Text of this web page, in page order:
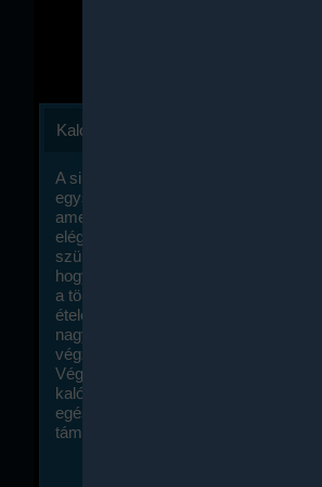
Kalóriaszámlálás
A sikeres fogyás titka valójában igen
egyszerű: égess több energiát, mint
amennyit beviszel. Természetesen
elég nagy fegyelemre és akaraterőre
szükség, de meglepődve fogod
hogy a kalóriaszámolás mennyire
a többi diétához képest. Itt nincsenek
ételek és a megengedett kalóriabevitelt
nagymértékben növelheted ha
végzel.
Végül, de nem utolsó sorban, a
kalóriaszámolás módszerét a legtöbb
egészségügyi szakorvos ajánlja és
támogatja.